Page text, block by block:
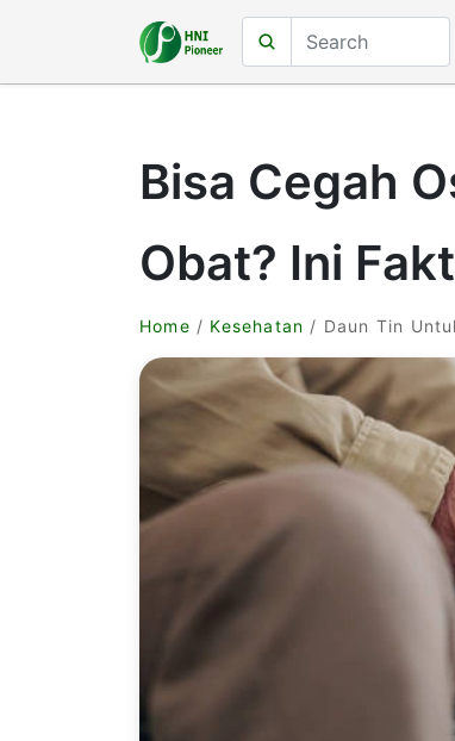
Bisa Cegah
Obat? Ini
Home / Kesehatan / Daun Tin